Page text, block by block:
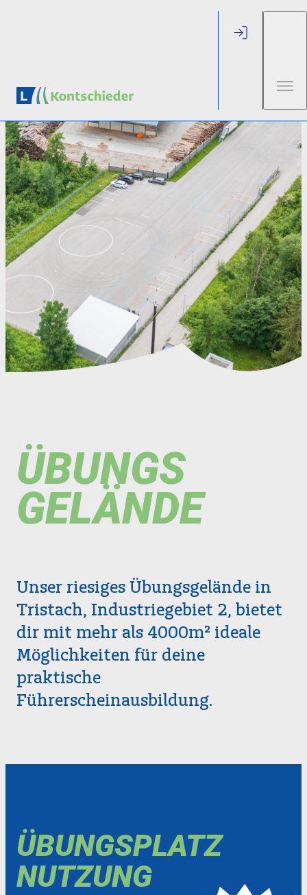
ÜBUNGS
GELÄNDE
Unser riesiges Übungsgelände in
Tristach, Industriegebiet 2, bietet
dir mit mehr als 4000m² ideale
Möglichkeiten für deine
praktische
Führerscheinausbildung.
ÜBUNGSPLATZ
NUTZUNG